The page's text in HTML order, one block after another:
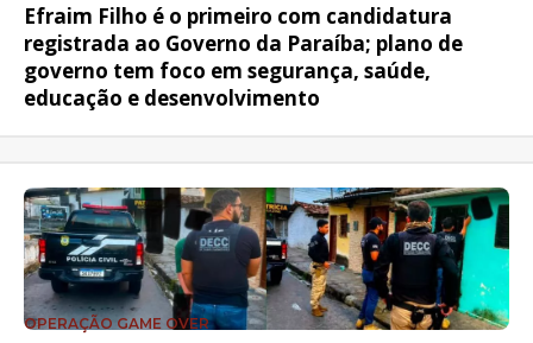
Efraim Filho é o primeiro com candidatura
registrada ao Governo da Paraíba; plano de
governo tem foco em segurança, saúde,
educação e desenvolvimento
OPERAÇÃO GAME OVER